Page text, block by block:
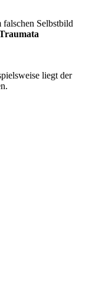
falschen Selbstbild
liegt der